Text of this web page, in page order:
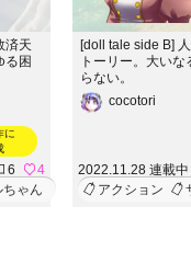
済天
る困
に
6
4
ゃん
[doll tale side B]
トーリー。大い
らない。
cocotori
2022.11.28 連載
アクション